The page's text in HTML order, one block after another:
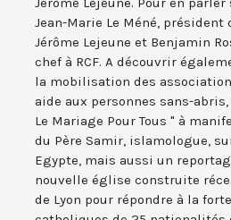
Jean-Marie Le Méné, président
Jérôme Lejeune et Benjamin
chef à RCF. A découvrir
la mobilisation des
aide aux personnes sans-
Le Mariage Pour Tous " à
du Père Samir, islamologue,
Egypte, mais aussi un
nouvelle église construite
de Lyon pour répondre à la